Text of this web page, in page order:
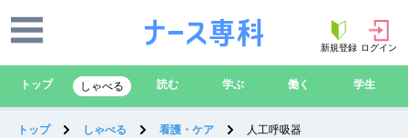
新規登録 ログイン
トップ しゃべる 読む 学ぶ 働く 学生
トップ しゃべる 看護・ケア 人工呼吸器